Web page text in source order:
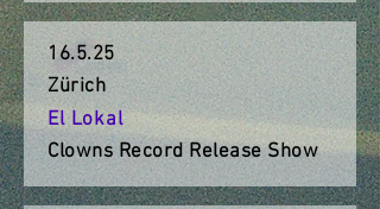
16.5.25
Zürich
El Lokal
Clowns Record Release Show